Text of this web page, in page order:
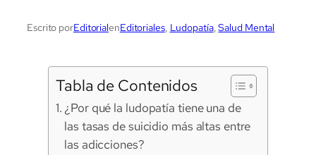
Escrito porEditorialenEditoriales, Ludopatía, Salud Mental
Tabla de Contenidos
¿Por qué la ludopatía tiene una de
las tasas de suicidio más altas entre
las adicciones?